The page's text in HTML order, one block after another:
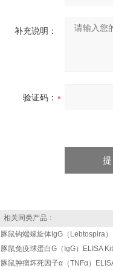
补充说明：
验证码：
相关同类产品：
豚鼠钩端螺旋体IgG（Lebtospira
豚鼠免疫球蛋白G（IgG）ELISA Kit
豚鼠肿瘤坏死因子α（TNFα）